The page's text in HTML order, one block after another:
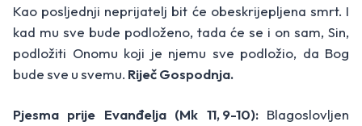
Kao posljednji neprijatelj bit će obes­krijepljena smrt. I
kad mu sve bude podlo­ženo, tada će se i on sam, Sin,
podložiti Onomu koji je njemu sve podložio, da Bog
bude sve u svemu. Riječ Gospodnja.
Pjesma prije Evanđelja (Mk 11, 9-10): Blagoslovljen